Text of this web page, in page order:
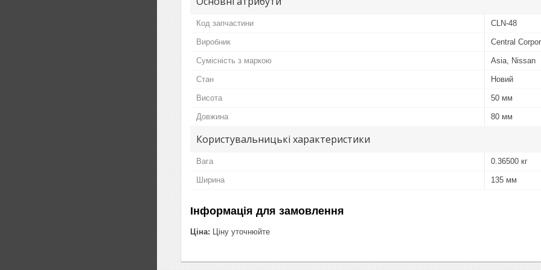
Код запчастини CLN-48
Виробник Central
Сумісність з маркою Asia, Nissan
Стан Новий
Висота 50 мм
Довжина 80 мм
Користувальницькі характеристики
Вага 0.36500 кг
Ширина 135 мм
Інформація для замовлення
Ціна: Ціну уточнюйте